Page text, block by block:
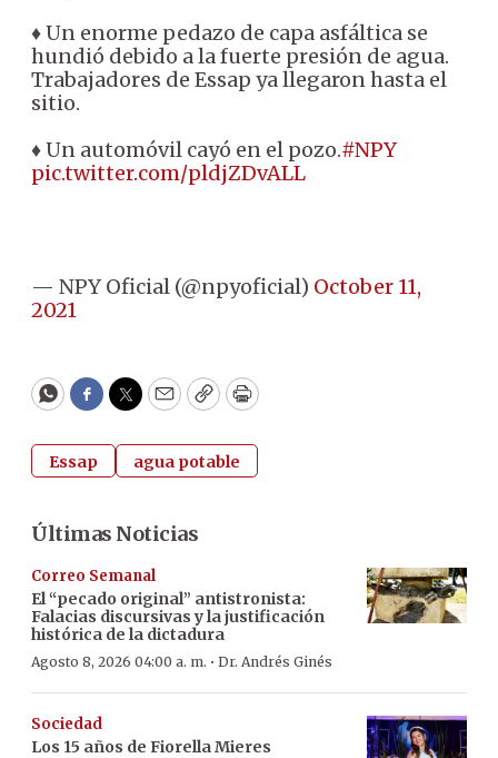
♦ Un enorme pedazo de capa asfáltica se
hundió debido a la fuerte presión de agua.
Trabajadores de Essap ya llegaron hasta el
sitio.
♦ Un automóvil cayó en el pozo.#NPY
pic.twitter.com/pldjZDvALL
— NPY Oficial (@npyoficial) October 11,
2021
WhatsApp
Facebook
Twitter
EmailCopyPrint
Essap agua potable
Últimas Noticias
Correo Semanal
El “pecado original” antistronista:
Falacias discursivas y la justificación
histórica de la dictadura
Agosto 8, 2026 04:00 a. m. · Dr. Andrés Ginés
Sociedad
Los 15 años de Fiorella Mieres